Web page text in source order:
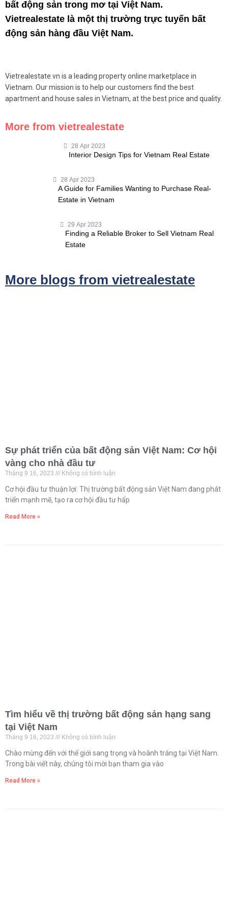
bất động sản trong mơ tại Việt Nam.
Vietrealestate là một thị trường trực tuyến bất
động sản hàng đầu Việt Nam.
Vietrealestate.vn is a leading property online marketplace in
Vietnam. Our mission is to help our customers find the best
apartment and house sales in Vietnam, at the best price and quality.
More from vietrealestate
28 Apr 2023
Interior Design Tips for Vietnam Real Estate
28 Apr 2023
A Guide for Families Wanting to Purchase Real-
Estate in Vietnam
29 Apr 2023
Finding a Reliable Broker to Sell Vietnam Real
Estate
More blogs from vietrealestate
Sự phát triển của bất động sản Việt Nam: Cơ hội
vàng cho nhà đầu tư
Tháng 9 16, 2023 Không có bình luận
Cơ hội đầu tư thuận lợi: Thị trường bất động sản Việt Nam đang phát
triển mạnh mẽ, tạo ra cơ hội đầu tư hấp
Read More »
Tìm hiểu về thị trường bất động sản hạng sang
tại Việt Nam
Tháng 9 16, 2023 Không có bình luận
Chào mừng đến với thế giới sang trọng và hoành tráng tại Việt Nam.
Trong bài viết này, chúng tôi mời bạn tham gia vào
Read More »